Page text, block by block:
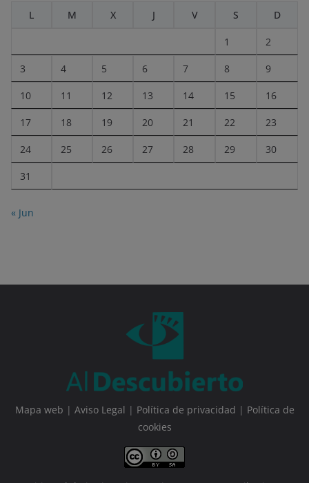
L
M X J V S D
1 2
3 4 5 6 7 8 9
10 11 12 13 14 15 16
17 18 19 20 21 22 23
24 25 26 27 28 29 30
31
« Jun
Mapa web | Aviso Legal | Política de privacidad | Política de
cookies